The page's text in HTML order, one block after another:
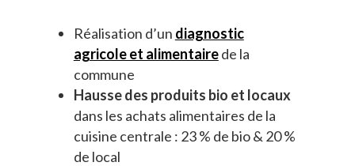
Réalisation d’un diagnostic
agricole et alimentairede la
commune
Hausse des produits bio et locaux
dans les achats alimentaires de la
cuisine centrale : 23 % de bio & 20 %
de local